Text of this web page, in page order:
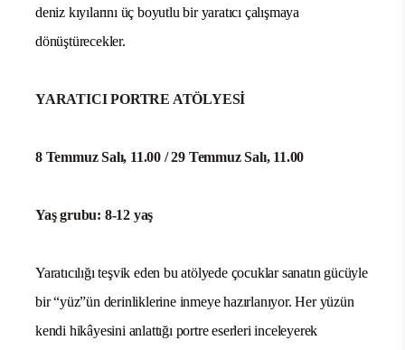
deniz kıyılarını üç boyutlu bir yaratıcı çalışmaya
dönüştürecekler.
YARATICI PORTRE ATÖLYESİ
8 Temmuz Salı, 11.00 / 29 Temmuz Salı, 11.00
Yaş grubu: 8-12 yaş
Yaratıcılığı teşvik eden bu atölyede çocuklar sanatın gücüyle
bir “yüz”ün derinliklerine inmeye hazırlanıyor. Her yüzün
kendi hikâyesini anlattığı portre eserleri inceleyerek